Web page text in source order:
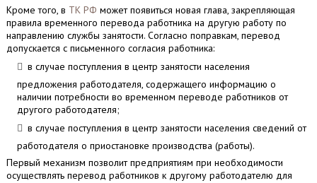
Кроме того, в ТК РФ может появиться новая глава, закрепляющая
правила временного перевода работника на другую работу по
направлению службы занятости. Согласно поправкам, перевод
допускается с письменного согласия работника:
в случае поступления в центр занятости населения
предложения работодателя, содержащего информацию о
наличии потребности во временном переводе работников от
другого работодателя;
в случае поступления в центр занятости населения сведений от
работодателя о приостановке производства (работы).
Первый механизм позволит предприятиям при необходимости
осуществлять перевод работников к другому работодателю для